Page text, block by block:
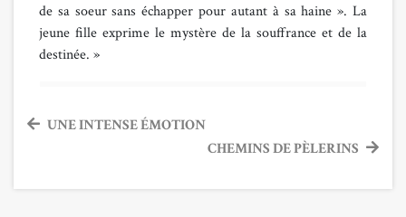
de sa soeur sans échapper pour autant à sa haine ». La
jeune fille exprime le mystère de la souffrance et de la
destinée. »
Navigation
l’article
UNE INTENSE ÉMOTION
CHEMINS DE PÈLERINS